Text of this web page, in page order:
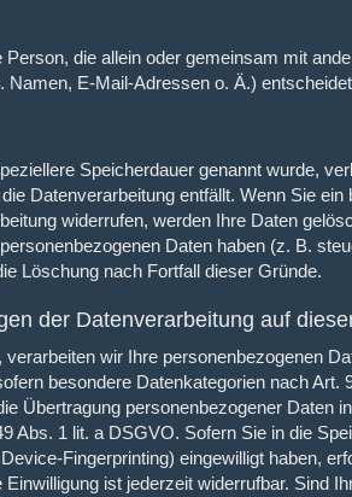
die allein oder gemeinsam mit
Namen, E-Mail-Adressen o. Ä.)
Speicherdauer genannt wurde,
Datenverarbeitung entfällt. Wenn Sie
widerrufen, werden Ihre Daten
Daten haben (z. B.
Löschung nach Fortfall dieser Gründe.
der Datenverarbeitung auf
wir Ihre personenbezogenen
besondere Datenkategorien nach Art.
Übertragung personenbezogener Daten
Abs. 1 lit. a DSGVO. Sofern Sie in die
Fingerprinting) eingewilligt haben,
ist jederzeit widerrufbar. Sind